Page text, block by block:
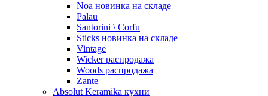
Noa новинка на складе
Palau
Santorini \ Corfu
Sticks новинка на складе
Vintage
Wicker распродажа
Woods распродажа
Zante
Absolut Keramika кухни